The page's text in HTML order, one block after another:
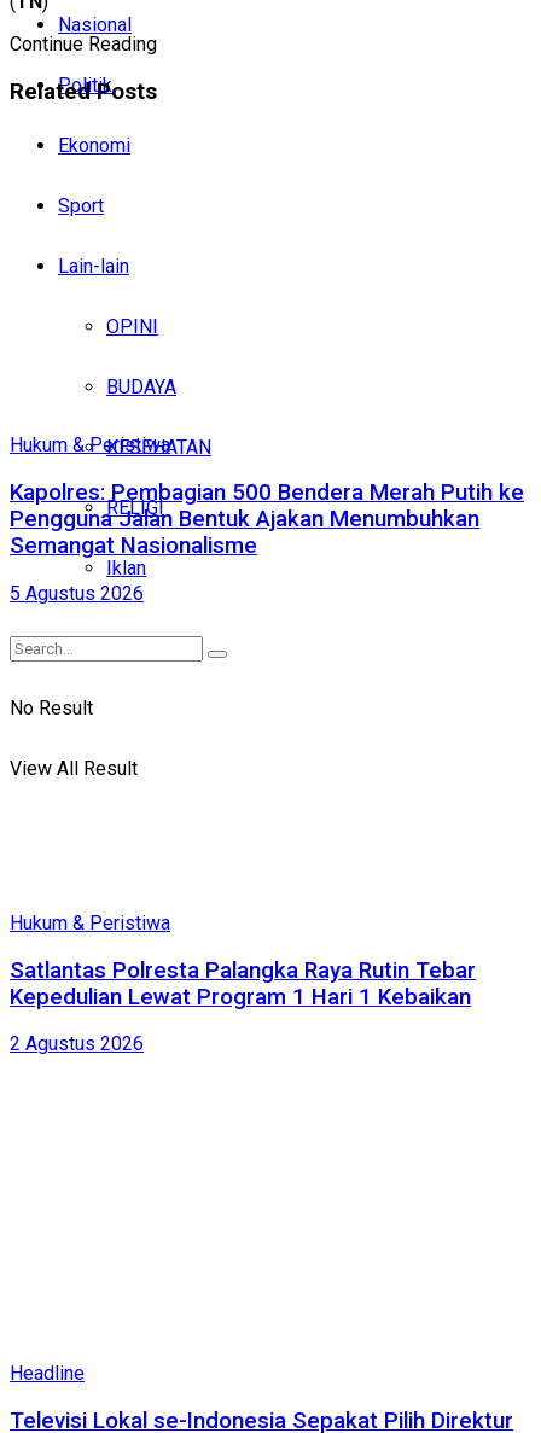
Nasional
Politik
Ekonomi
Sport
Lain-lain
OPINI
BUDAYA
KESEHATAN
RELIGI
Iklan
No Result
View All Result
Continue Reading
RelatedPosts
Hukum & Peristiwa
Kapolres: Pembagian 500 Bendera Merah Putih ke
Pengguna Jalan Bentuk Ajakan Menumbuhkan
Semangat Nasionalisme
5 Agustus 2026
Hukum & Peristiwa
Satlantas Polresta Palangka Raya Rutin Tebar
Kepedulian Lewat Program 1 Hari 1 Kebaikan
2 Agustus 2026
Headline
Televisi Lokal se-Indonesia Sepakat Pilih Direktur